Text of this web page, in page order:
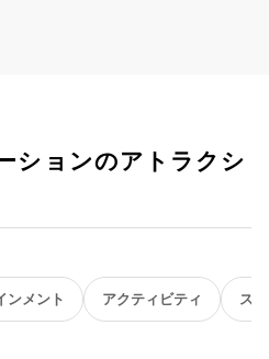
ションのアトラクシ
ンメント アクティビティ ス